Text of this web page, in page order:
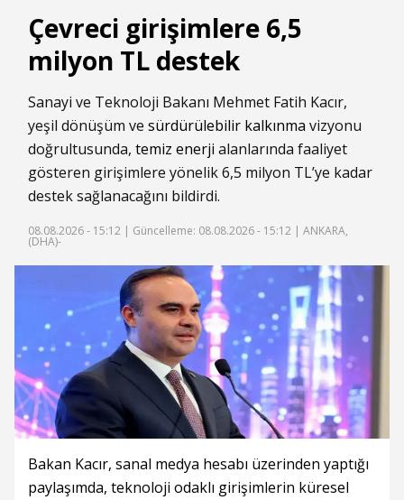
Çevreci girişimlere 6,5
milyon TL destek
Sanayi ve Teknoloji Bakanı Mehmet Fatih Kacır,
yeşil dönüşüm ve sürdürülebilir kalkınma vizyonu
doğrultusunda, temiz enerji alanlarında faaliyet
gösteren girişimlere yönelik 6,5 milyon TL’ye kadar
destek sağlanacağını bildirdi.
08.08.2026 - 15:12 | Güncelleme: 08.08.2026 - 15:12 | ANKARA,
(DHA)-
Bakan Kacır, sanal medya hesabı üzerinden yaptığı
paylaşımda, teknoloji odaklı girişimlerin küresel